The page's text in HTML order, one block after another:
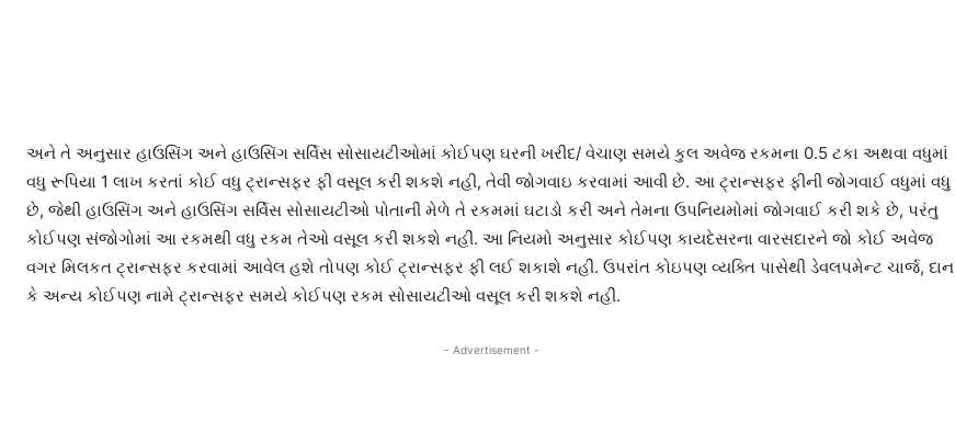
અને તે અનુસાર હાઉસિંગ અને હાઉસિંગ સર્વિસ સોસાયટીઓમાં કોઈપણ ઘરની ખરીદ/ વેચાણ સમયે કુલ અવેજ રકમના 0.5 ટકા અથવા વધુમાં
વધુ રૂપિયા 1 લાખ કરતાં કોઈ વધુ ટ્રાન્સફર ફી વસૂલ કરી શકશે નહી, તેવી જોગવાઇ કરવામાં આવી છે. આ ટ્રાન્સફર ફીની જોગવાઈ વધુમાં વધુ
છે, જેથી હાઉસિંગ અને હાઉસિંગ સર્વિસ સોસાયટીઓ પોતાની મેળે તે રકમમાં ઘટાડો કરી અને તેમના ઉપનિયમોમાં જોગવાઈ કરી શકે છે, પરંતુ
કોઈપણ સંજોગોમાં આ રકમથી વધુ રકમ તેઓ વસૂલ કરી શકશે નહીં. આ નિયમો અનુસાર કોઈપણ કાયદેસરના વારસદારને જો કોઈ અવેજ
વગર મિલકત ટ્રાન્સફર કરવામાં આવેલ હશે તોપણ કોઈ ટ્રાન્સફર ફી લઈ શકાશે નહીં. ઉપરાંત કોઇપણ વ્યક્તિ પાસેથી ડેવલપમેન્ટ ચાર્જ, દાન
કે અન્ય કોઈપણ નામે ટ્રાન્સફર સમયે કોઈપણ રકમ સોસાયટીઓ વસૂલ કરી શકશે નહીં.
- Advertisement -